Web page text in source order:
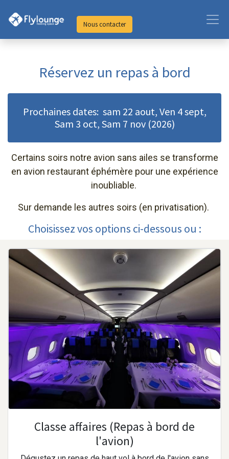
Nous contacter
Réservez un repas à bord
Prochaines dates: sam 22 aout, Ven 4 sept,
Sam 3 oct, Sam 7 nov (2026)
Certains soirs notre avion sans ailes se transforme
en avion restaurant éphémère pour une expérience
inoubliable.
Sur demande les autres soirs (en privatisation).
Choisissez vos options ci-dessous ou :
Classe affaires (Repas à bord de
l'avion)